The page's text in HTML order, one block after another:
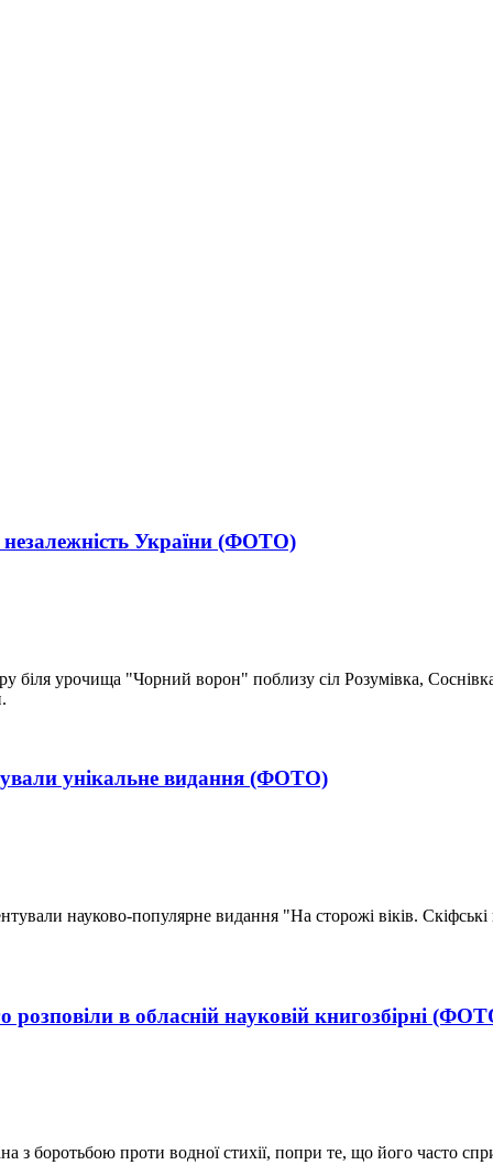
України (ФОТО)
урочища "Чорний ворон" поблизу сіл Розумівка,
унікальне видання (ФОТО)
науково-популярне видання "На сторожі віків.
в обласній науковій книгозбірні
з боротьбою проти водної стихії, попри те, що його часто